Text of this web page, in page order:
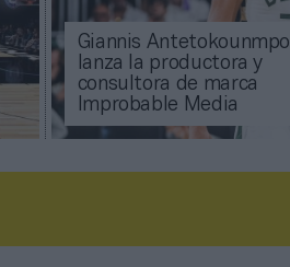
Giannis Antetokounmpo
lanza la productora y
consultora de marca
Improbable Media